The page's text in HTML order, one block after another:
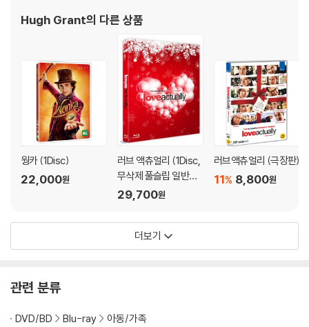
지지 않은 상태이다. 그런 휴 그랜트를
Hugh Grant의 다른 상품
웡카 (1Disc)
22,000원
러브 액츄얼리 (1Disc,
무삭제 풀슬립 일반판)
: 블루레이
29,700원
러브액츄얼리 (극장판)
8,800원
11%
더보기
관련 분류
DVD/BD Blu-ray
아동/가족